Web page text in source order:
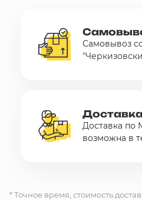
Самовывоз
Доставка по
возможна в
* Точное время, стоимость